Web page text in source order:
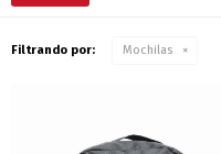
Filtrando por: Mochilas